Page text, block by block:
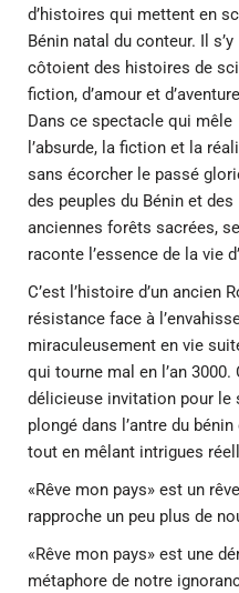
d’histoires qui mettent en
Bénin natal du conteur. Il s’y
côtoient des histoires de
fiction, d’amour et
Dans ce spectacle qui mêle
l’absurde, la fiction et la
sans écorcher le passé
des peuples du Bénin et des
anciennes forêts sacrées, se
raconte l’essence de la vie
C’est l’histoire d’un ancien
résistance face à
miraculeusement en vie
qui tourne mal en l’an
délicieuse invitation pour le
plongé dans l’antre du
tout en mêlant intrigues
«Rêve mon pays» est un
rapproche un peu plus de
«Rêve mon pays» est une
métaphore de notre